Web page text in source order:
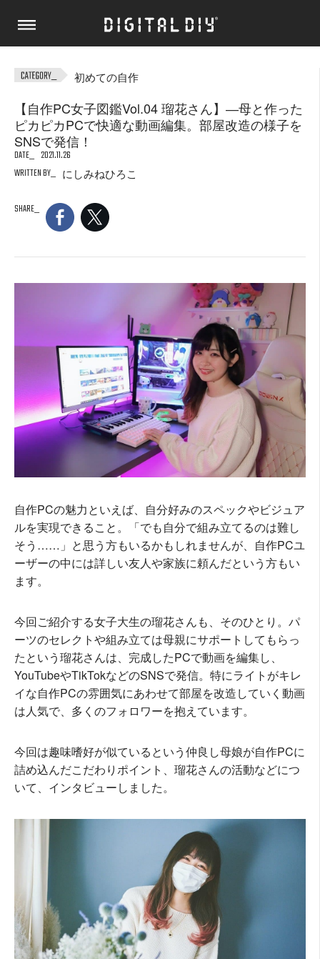
初めての自作
【自作PC女子図鑑Vol.04 瑠花さん】―母と作った
ピカピカPCで快適な動画編集。部屋改造の様子を
SNSで発信！
DATE
2021.11.26
WRITTEN BY
にしみねひろこ
SHARE
自作PCの魅力といえば、自分好みのスペックやビジュア
ルを実現できること。「でも自分で組み立てるのは難し
そう……」と思う方もいるかもしれませんが、自作PCユ
ーザーの中には詳しい友人や家族に頼んだという方もい
ます。
今回ご紹介する女子大生の瑠花さんも、そのひとり。パ
ーツのセレクトや組み立ては母親にサポートしてもらっ
たという瑠花さんは、完成したPCで動画を編集し、
YouTubeやTikTokなどのSNSで発信。特にライトがキレ
イな自作PCの雰囲気にあわせて部屋を改造していく動画
は人気で、多くのフォロワーを抱えています。
今回は趣味嗜好が似ているという仲良し母娘が自作PCに
詰め込んだこだわりポイント、瑠花さんの活動などにつ
いて、インタビューしました。